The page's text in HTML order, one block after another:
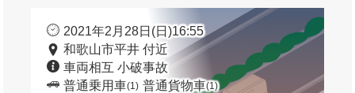
2021年2月28日(日)16:55
和歌山市平井 付近
車両相互 小破事故
普通乗用車(1) 普通貨物車(1)